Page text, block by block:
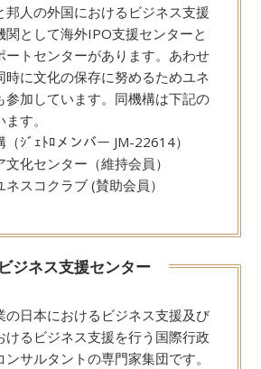
邦人の外国におけるビジネス支援
関として海外IPO支援センターと
ートセンターがあります。あわせ
時に文化の保存に努めるためユネ
参加しています。同機構は下記の
す。
ｼﾞｪﾄﾛメンバー JM-22614）
化センター（維持会員）
スコクラブ (賛助会員）
ジネス支援センター
の日本におけるビジネス支援及び
けるビジネス支援を行う国際行政
サルタントの専門家集団です。